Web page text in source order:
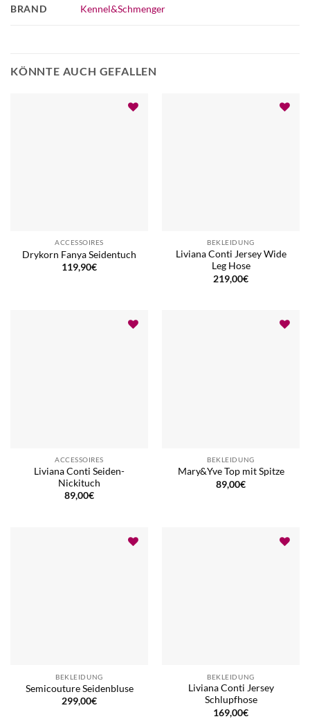
BRAND Kennel&Schmenger
KÖNNTE AUCH GEFALLEN
ACCESSOIRES
Drykorn Fanya Seidentuch
119,90€
BEKLEIDUNG
Liviana Conti Jersey Wide
Leg Hose
219,00€
ACCESSOIRES
Liviana Conti Seiden-
Nickituch
89,00€
BEKLEIDUNG
Mary&Yve Top mit Spitze
89,00€
BEKLEIDUNG
Semicouture Seidenbluse
299,00€
BEKLEIDUNG
Liviana Conti Jersey
Schlupfhose
169,00€